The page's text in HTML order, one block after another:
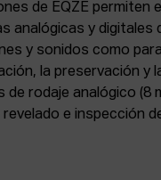
de EQZE permiten
analógicas y digitales
y sonidos como
la preservación y
rodaje analógico (8
e inspección
postproducción de
de 8 mm, 16 mm
y de un